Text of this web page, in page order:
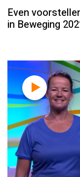
Even
in Beweging